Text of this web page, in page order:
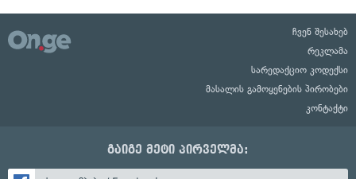
ჩვენ შესახებ
რეკლამა
სარედაქციო კოდექსი
მასალის გამოყენების პირობები
კონტაქტი
გაიგე მეტი პირველმა: